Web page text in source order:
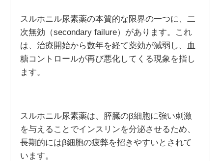
スルホニル尿素薬の本質的な限界の一つに、二
次無効（secondary failure）があります。これ
は、治療開始から数年を経て薬効が減弱し、血
糖コントロールが再び悪化してくる現象を指し
ます。
スルホニル尿素薬は、膵臓のβ細胞に強い刺激
を与えることでインスリンを分泌させるため、
長期的にはβ細胞の疲弊を招きやすいとされて
います。